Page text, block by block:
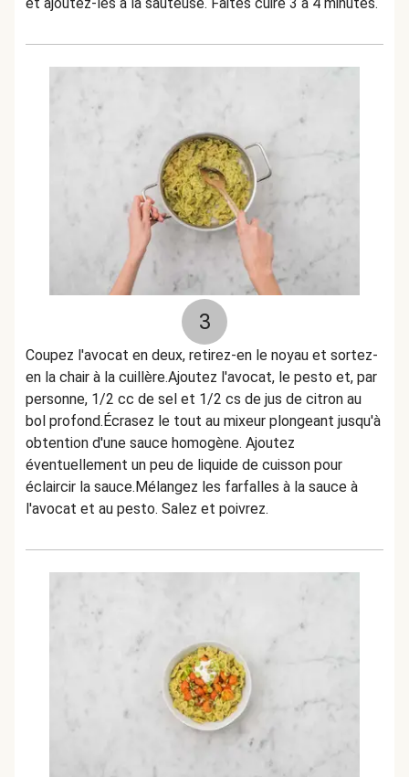
3
Coupez l'avocat en deux, retirez-en le noyau et sortez-
en la chair à la cuillère.Ajoutez l'avocat, le pesto et, par
personne, 1/2 cc de sel et 1/2 cs de jus de citron au
bol profond.Écrasez le tout au mixeur plongeant jusqu'à
obtention d'une sauce homogène. Ajoutez
éventuellement un peu de liquide de cuisson pour
éclaircir la sauce.Mélangez les farfalles à la sauce à
l'avocat et au pesto. Salez et poivrez.